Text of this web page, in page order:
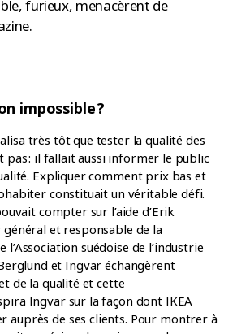
furieux, menacèrent de
impossible ?
très tôt que tester la qualité des
pas : il fallait aussi informer le public
Expliquer comment prix bas et
constituait un véritable défi.
compter sur l’aide d’Erik
et responsable de la
l’Association suédoise de l’industrie
et Ingvar échangèrent
de la qualité et cette
Ingvar sur la façon dont IKEA
auprès de ses clients. Pour montrer à